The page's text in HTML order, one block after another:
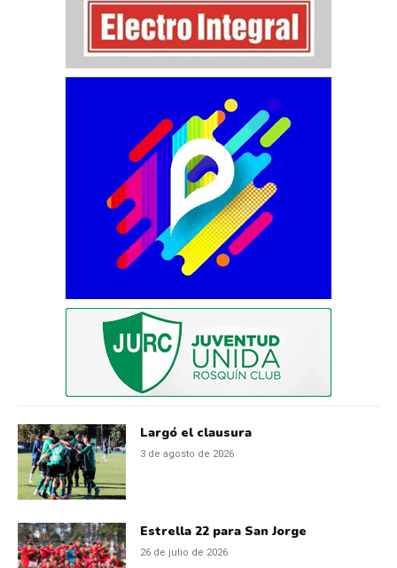
Largó el clausura
3 de agosto de 2026
Estrella 22 para San Jorge
26 de julio de 2026